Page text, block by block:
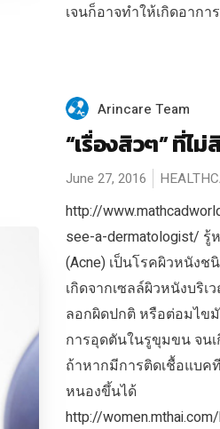
เจนก็อาจทำให้เกิดอากา
Arincare Team
“เรื่องสิวๆ” ที่ไม่
June 27, 2016
http://
see-a-dermatologist/ รู้
(Acne) เป็นโรคผิวหนัง
เกิดจากเซลล์ผิวหนังบริ
ลอกผิดปกติ หรือต่อมไข
การอุดตันในรูขุมขน จนเ
ถ้าหากมีการติดเชื้อแบค
หนองขึ้นได้
http://